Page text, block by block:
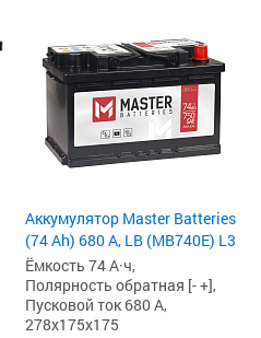
Аккумулятор Master Batteries
(74 Ah) 680 А, LB (MB740E) L3
Ёмкость 74 А·ч,
Полярность обратная [- +],
Пусковой ток 680 А,
278x175x175